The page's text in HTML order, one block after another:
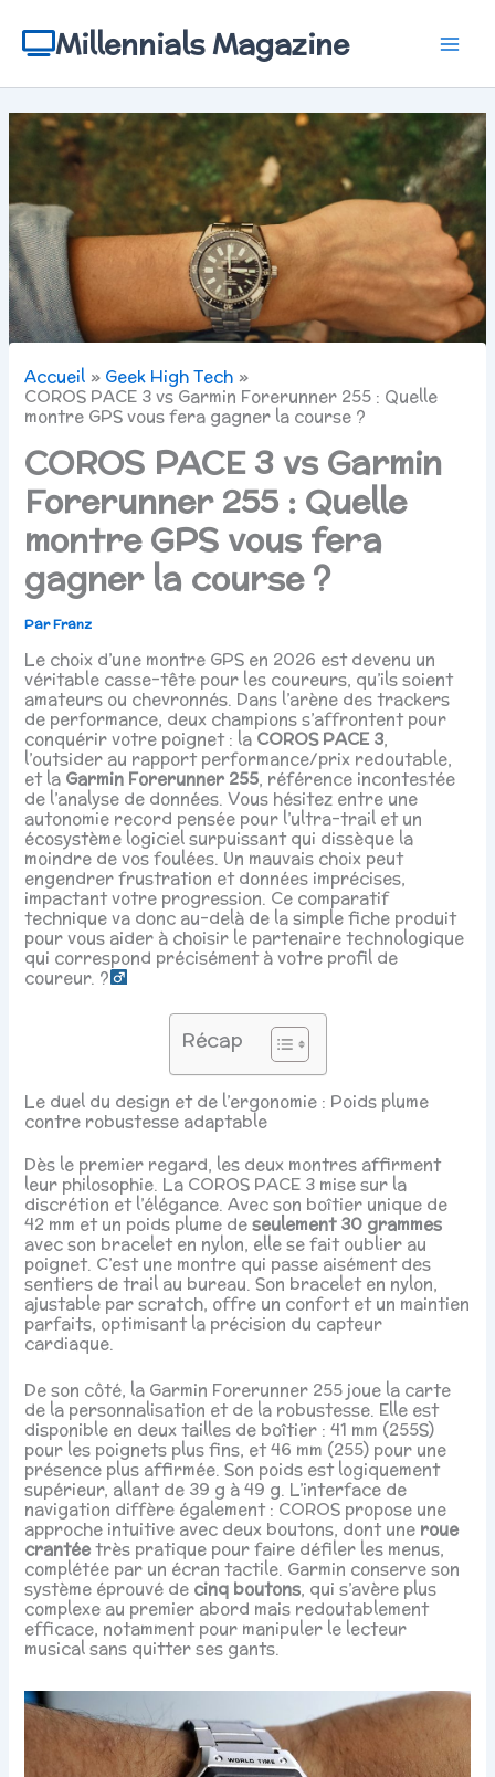
contenuMillennials Magazine
Accueil
Geek High Tech
COROS PACE 3 vs Garmin Forerunner 255 : Quelle
montre GPS vous fera gagner la course ?
COROS PACE 3 vs Garmin
Forerunner 255 : Quelle
montre GPS vous fera
gagner la course ?
ParFranz
Le choix d’une montre GPS en 2026 est devenu un
véritable casse-tête pour les coureurs, qu’ils soient
amateurs ou chevronnés. Dans l’arène des trackers
de performance, deux champions s’affrontent pour
conquérir votre poignet : la COROS PACE 3,
l’outsider au rapport performance/prix redoutable,
et la Garmin Forerunner 255, référence incontestée
de l’analyse de données. Vous hésitez entre une
autonomie record pensée pour l’ultra-trail et un
écosystème logiciel surpuissant qui dissèque la
moindre de vos foulées. Un mauvais choix peut
engendrer frustration et données imprécises,
impactant votre progression. Ce comparatif
technique va donc au-delà de la simple fiche produit
pour vous aider à choisir le partenaire technologique
qui correspond précisément à votre profil de
coureur. ?‍
Récap
Le duel du design et de l’ergonomie : Poids plume
contre robustesse adaptable
Dès le premier regard, les deux montres affirment
leur philosophie. La COROS PACE 3 mise sur la
discrétion et l’élégance. Avec son boîtier unique de
42 mm et un poids plume deseulement 30 grammes
avec son bracelet en nylon, elle se fait oublier au
poignet. C’est une montre qui passe aisément des
sentiers de trail au bureau. Son bracelet en nylon,
ajustable par scratch, offre un confort et un maintien
parfaits, optimisant la précision du capteur
cardiaque.
De son côté, la Garmin Forerunner 255 joue la carte
de la personnalisation et de la robustesse. Elle est
disponible en deux tailles de boîtier : 41 mm (255S)
pour les poignets plus fins, et 46 mm (255) pour une
présence plus affirmée. Son poids est logiquement
supérieur, allant de 39 g à 49 g. L’interface de
navigation diffère également : COROS propose une
approche intuitive avec deux boutons, dont une roue
crantéetrès pratique pour faire défiler les menus,
complétée par un écran tactile. Garmin conserve son
système éprouvé de cinq boutons, qui s’avère plus
complexe au premier abord mais redoutablement
efficace, notamment pour manipuler le lecteur
musical sans quitter ses gants.